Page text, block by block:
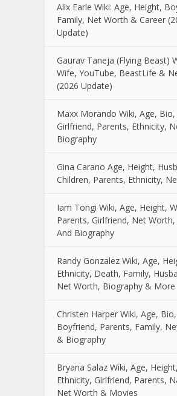
Alix Earle Wiki: Age, Height,
Family, Net Worth & Career
Update)
Gaurav Taneja (Flying Beast)
Wife, YouTube, BeastLife &
(2026 Update)
Maxx Morando Wiki, Age,
Girlfriend, Parents, Ethnicity,
Biography
Gina Carano Age, Height,
Children, Parents, Ethnicity,
Iam Tongi Wiki, Age, Height,
Parents, Girlfriend, Net
And Biography
Randy Gonzalez Wiki, Age,
Ethnicity, Death, Family,
Net Worth, Biography & More
Christen Harper Wiki, Age,
Boyfriend, Parents, Family,
& Biography
Bryana Salaz Wiki, Age, Height,
Ethnicity, Girlfriend, Parents,
Net Worth & Movies